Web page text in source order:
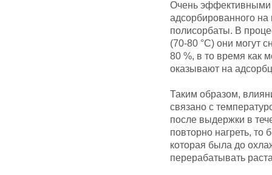
Очень эффективными
адсорбированного
полисорбаты. В
(70-80 °С) они могут
80 %, в то время как
оказывают на
Таким образом,
связано с
после выдержки в
повторно нагреть, то
которая была до
перерабатывать